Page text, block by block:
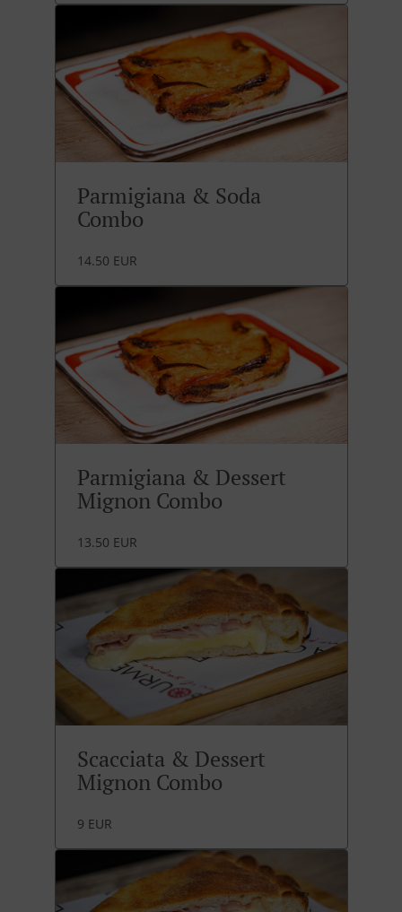
Parmigiana & Soda
Combo
14.50 EUR
Parmigiana & Dessert
Mignon Combo
13.50 EUR
Scacciata & Dessert
Mignon Combo
9 EUR